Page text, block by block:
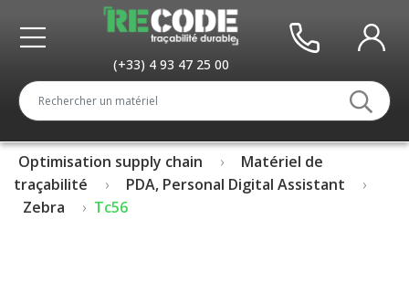
(+33) 4 93 47 25 00
Optimisation supply chain
Matériel de
traçabilité
PDA, Personal Digital Assistant
Zebra
Tc56